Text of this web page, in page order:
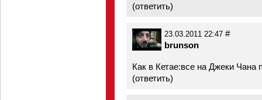
(ответить)
23.03.2011 22:47 #
brunson
Как в Кетае:все на Джеки Чана
(ответить)